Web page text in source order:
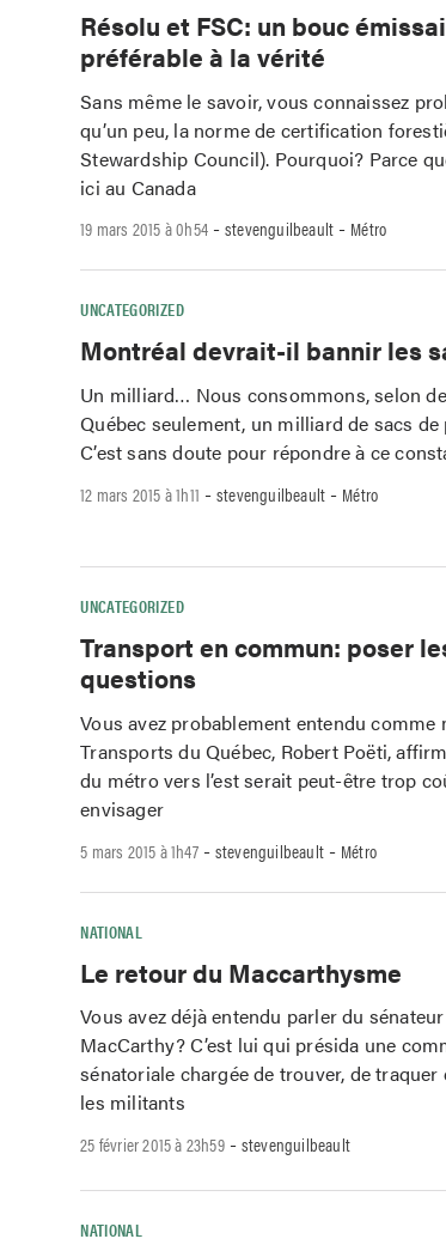
Résolu et FSC: un bouc
préférable à la vérité
Sans même le savoir, vous connaissez
qu’un peu, la norme de certification
Stewardship Council). Pourquoi? Parce
ici au Canada
19 mars 2015 à 0h54 -stevenguilbeault - Métro
UNCATEGORIZED
Montréal devrait-il bannir les
Un milliard… Nous consommons, selon
Québec seulement, un milliard de sacs
C’est sans doute pour répondre à ce
12 mars 2015 à 1h11 -stevenguilbeault - Métro
UNCATEGORIZED
Transport en commun: poser
questions
Vous avez probablement entendu
Transports du Québec, Robert Poëti,
du métro vers l’est serait peut-être trop
envisager
5 mars 2015 à 1h47-stevenguilbeault - Métro
NATIONAL
Le retour du Maccarthysme
Vous avez déjà entendu parler du
MacCarthy? C’est lui qui présida une
sénatoriale chargée de trouver, de traquer
les militants
25 février 2015 à 23h59-stevenguilbeault
NATIONAL